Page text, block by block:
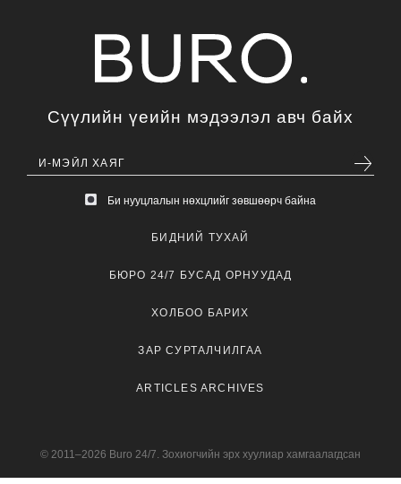
Сүүлийн үеийн мэдээлэл авч байх
Би нууцлалын нөхцлийг зөвшөөрч байна
БИДНИЙ ТУХАЙ
БЮРО 24/7 БУСАД ОРНУУДАД
ХОЛБОО БАРИХ
ЗАР СУРТАЛЧИЛГАА
ARTICLES ARCHIVES
© 2011–2026 Buro 24/7. Зохиогчийн эрх хуулиар хамгаалагдсан